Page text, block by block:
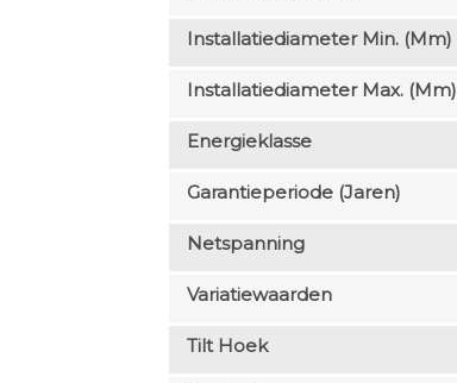
Installatiediameter Min. (mm)
Installatiediameter Max. (mm)
Energieklasse
Garantieperiode (jaren)
Netspanning
Variatiewaarden
Tilt Hoek